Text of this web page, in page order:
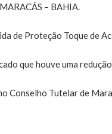
– BAHIA.
de Proteção Toque de
que houve uma
Conselho Tutelar de